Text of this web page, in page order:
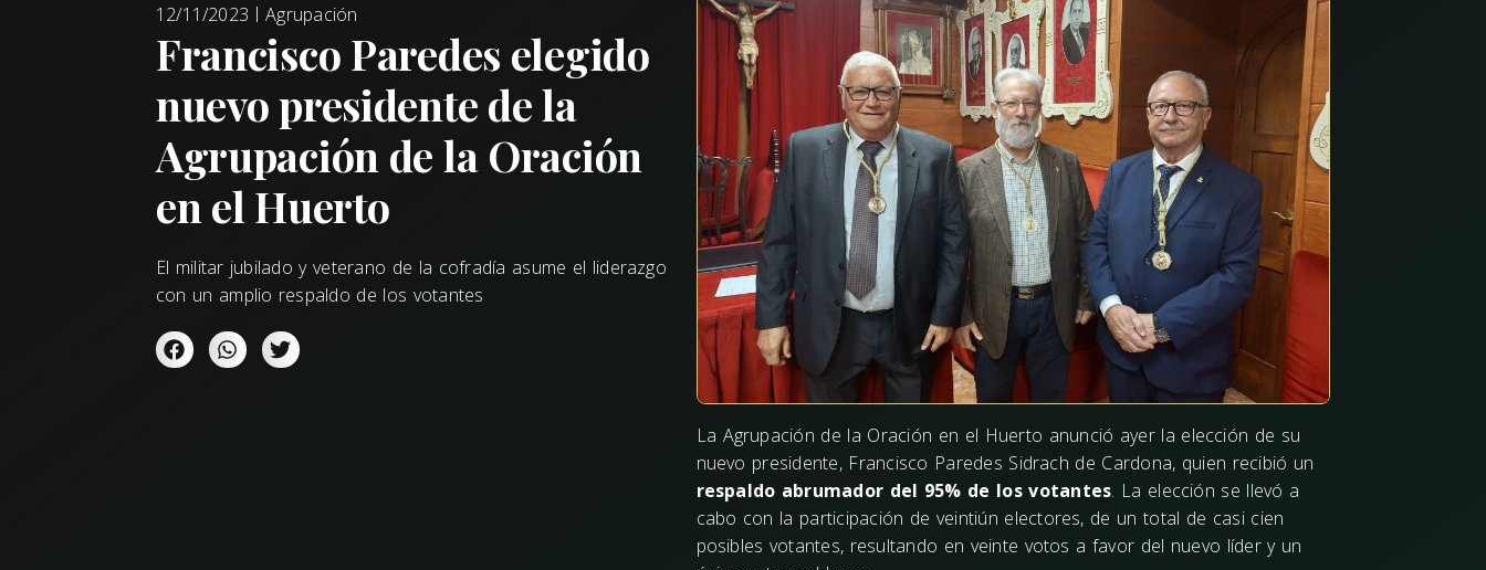
12/11/2023 Agrupación
Francisco Paredes elegido
nuevo presidente de la
Agrupación de la Oración
en el Huerto
El militar jubilado y veterano de la cofradía asume el liderazgo
con un amplio respaldo de los votantes
La Agrupación de la Oración en el Huerto anunció ayer la elección de su
nuevo presidente, Francisco Paredes Sidrach de Cardona, quien recibió un
respaldo abrumador del 95% de los votantes. La elección se llevó a
cabo con la participación de veintiún electores, de un total de casi cien
posibles votantes, resultando en veinte votos a favor del nuevo líder y un